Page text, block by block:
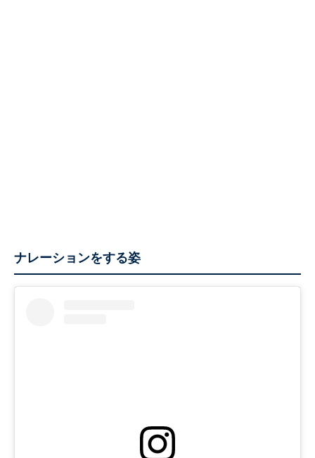
ナレーションをする姿